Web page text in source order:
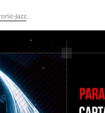
Jazz.